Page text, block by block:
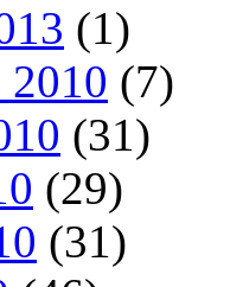
(1)
2010 (7)
(31)
(29)
(31)